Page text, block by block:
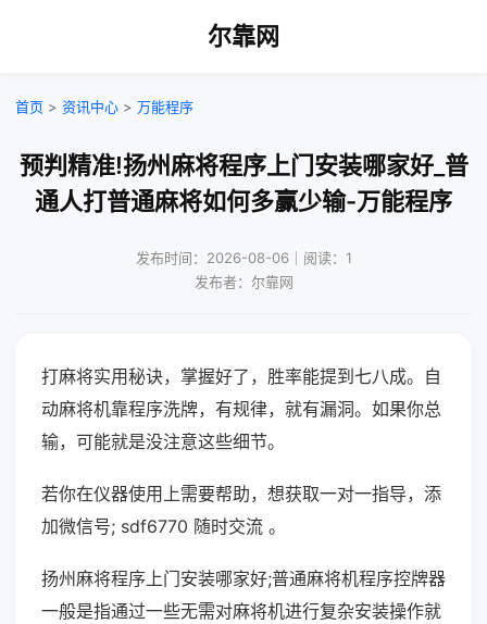
尔靠网
首页 > 资讯中心 > 万能程序
预判精准!扬州麻将程序上门安装哪家好_普
通人打普通麻将如何多赢少输-万能程序
发布时间：2026-08-06｜阅读：1
发布者：尔靠网
打麻将实用秘诀，掌握好了，胜率能提到七八成。自
动麻将机靠程序洗牌，有规律，就有漏洞。如果你总
输，可能就是没注意这些细节。
若你在仪器使用上需要帮助，想获取一对一指导，添
加微信号; sdf6770 随时交流 。
扬州麻将程序上门安装哪家好;普通麻将机程序控牌器
一般是指通过一些无需对麻将机进行复杂安装操作就